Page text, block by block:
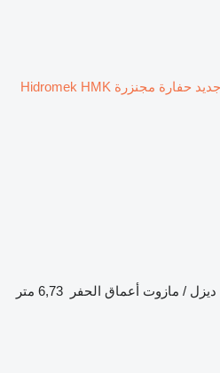
جديد حفارة مجنزرة Hidromek HMK
ديزل / مازوت أعماق الحفر
6,73 متر